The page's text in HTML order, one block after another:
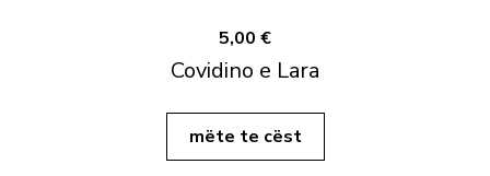
5,00 €
Covidino e Lara
mëte te cëst